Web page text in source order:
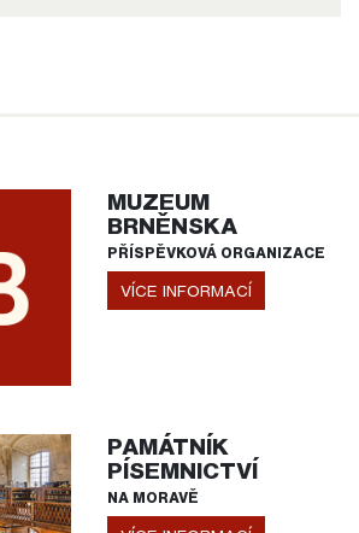
MUZEUM
BRNĚNSKA
PŘÍSPĚVKOVÁ ORGANIZACE
VÍCE INFORMACÍ
PAMÁTNÍK
PÍSEMNICTVÍ
NA MORAVĚ